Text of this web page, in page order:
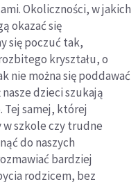
Okoliczności, w jakich
okazać się
się poczuć tak,
kryształu, o
nie można się poddawać
dzieci szukają
Tej samej, której
w szkole czy trudne
do naszych
bardziej
rodzicem, bez